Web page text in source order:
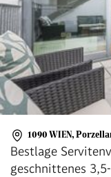
1090 WIEN,
Bestlage
geschnittenes